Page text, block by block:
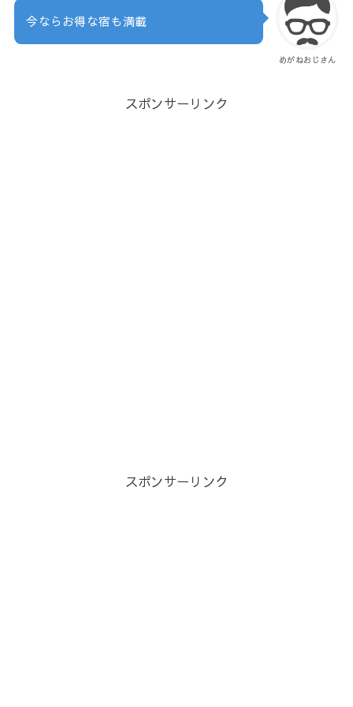
めがねおじさん
今ならお得な宿も満載
スポンサーリンク
スポンサーリンク